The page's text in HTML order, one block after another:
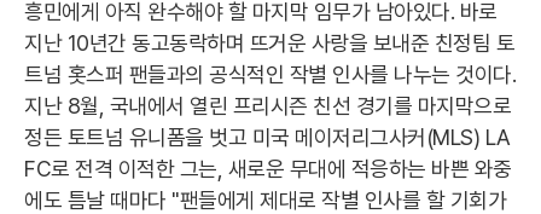
흥민에게 아직 완수해야 할 마지막 임무가 남아있다. 바로
지난 10년간 동고동락하며 뜨거운 사랑을 보내준 친정팀 토
트넘 홋스퍼 팬들과의 공식적인 작별 인사를 나누는 것이다.
지난 8월, 국내에서 열린 프리시즌 친선 경기를 마지막으로
정든 토트넘 유니폼을 벗고 미국 메이저리그사커(MLS) LA
FC로 전격 이적한 그는, 새로운 무대에 적응하는 바쁜 와중
에도 틈날 때마다 "팬들에게 제대로 작별 인사를 할 기회가